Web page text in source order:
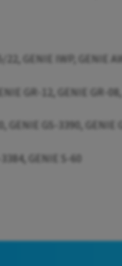
GENIE IWP, GENIE
GR-12, GENIE GR-08,
GENIE GS-3390, GENIE
GENIE S-60